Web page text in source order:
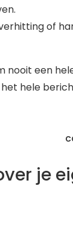
of
nooit een
het hele
je